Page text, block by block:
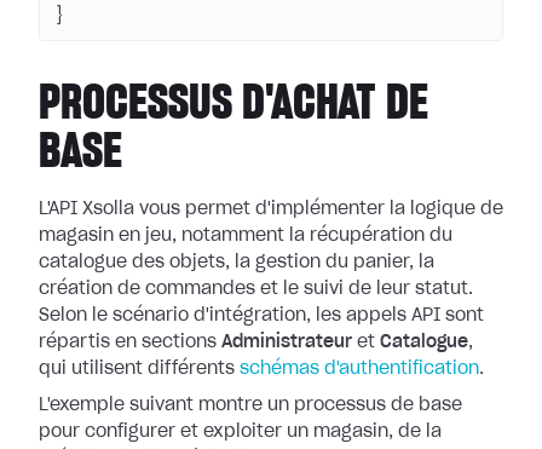
}
PROCESSUS D'ACHAT DE
BASE
L'API Xsolla vous permet d'implémenter la logique de
magasin en jeu, notamment la récupération du
catalogue des objets, la gestion du panier, la
création de commandes et le suivi de leur statut.
Selon le scénario d'intégration, les appels API sont
répartis en sections Administrateur et Catalogue,
qui utilisent différents schémas d'authentification.
L'exemple suivant montre un processus de base
pour configurer et exploiter un magasin, de la